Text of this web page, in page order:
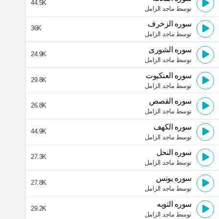
توسط ماجد الزامل
44.5K
سوره الزخرف
توسط ماجد الزامل
36K
سوره الشورى
توسط ماجد الزامل
24.9K
سوره العنكبوت
توسط ماجد الزامل
29.8K
سوره القصص
توسط ماجد الزامل
26.8K
سوره الكهف
توسط ماجد الزامل
44.9K
سوره النحل
توسط ماجد الزامل
27.3K
سوره يونس
توسط ماجد الزامل
27.8K
سوره التوبه
توسط ماجد الزامل
29.2K